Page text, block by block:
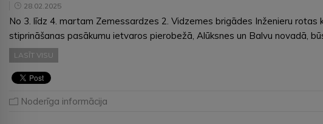
28.02.2025
No 3. līdz 4. martam Zemessardzes 2. Vidzemes brigādes Inženieru
stiprināšanas pasākumu ietvaros pierobežā, Alūksnes un Balvu novadā,
LASĪT VISU
Noderīga informācija